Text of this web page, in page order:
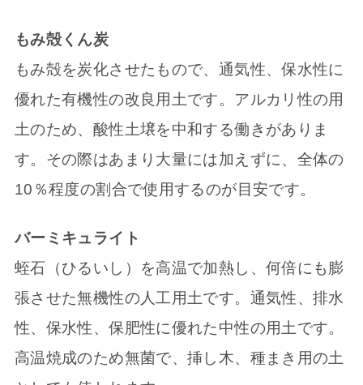
もみ殻くん炭
もみ殻を炭化させたもので、通気性、保水性に
優れた有機性の改良用土です。アルカリ性の用
土のため、酸性土壌を中和する働きがありま
す。その際はあまり大量には加えずに、全体の
10％程度の割合で使用するのが目安です。
バーミキュライト
蛭石（ひるいし）を高温で加熱し、何倍にも膨
張させた無機性の人工用土です。通気性、排水
性、保水性、保肥性に優れた中性の用土です。
高温焼成のため無菌で、挿し木、種まき用の土